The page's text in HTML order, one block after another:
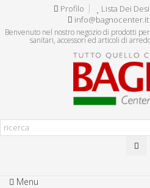
Profilo Lista Dei
info@bagnocenter.it
Benvenuto nel nostro negozio di prodotti
sanitari, accessori ed articoli di
Menu